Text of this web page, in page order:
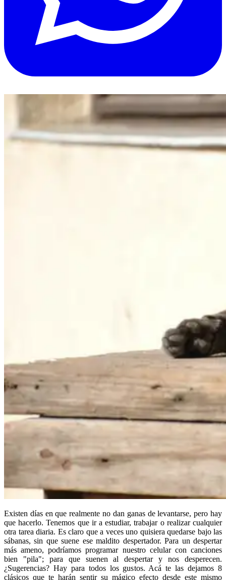
Existen días en que realmente no dan ganas de levantarse, pero hay
que hacerlo. Tenemos que ir a estudiar, trabajar o realizar cualquier
otra tarea diaria. Es claro que a veces uno quisiera quedarse bajo las
sábanas, sin que suene ese maldito despertador. Para un despertar
más ameno, podríamos programar nuestro celular con canciones
bien "pila"; para que suenen al despertar y nos desperecen.
¿Sugerencias? Hay para todos los gustos. Acá te las dejamos 8
clásicos que te harán sentir su mágico efecto desde este mismo